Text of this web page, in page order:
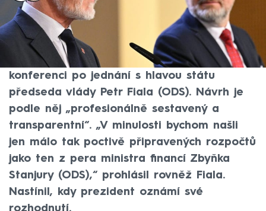
Věřím, že jsem prezidenta Petra Pavla
přesvědčil, aby podepsal návrh státního
rozpočtu, řekl v pondělí na tiskové
konferenci po jednání s hlavou státu
předseda vlády Petr Fiala (ODS). Návrh je
podle něj „profesionálně sestavený a
transparentní“. „V minulosti bychom našli
jen málo tak poctivě připravených rozpočtů
jako ten z pera ministra financí Zbyňka
Stanjury (ODS),“ prohlásil rovněž Fiala.
Nastínil, kdy prezident oznámí své